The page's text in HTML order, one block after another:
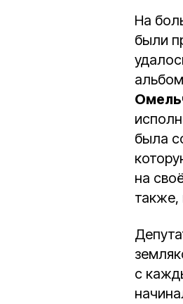
На
были
была
на
также,
с